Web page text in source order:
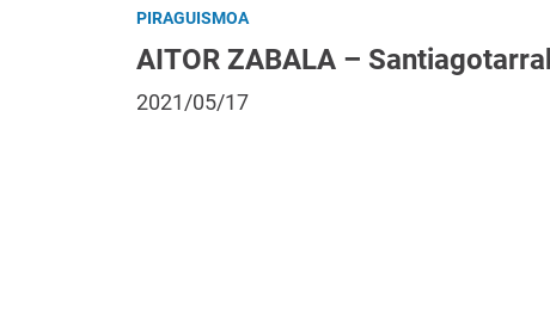
PIRAGUISMOA
AITOR ZABALA –
2021/05/17